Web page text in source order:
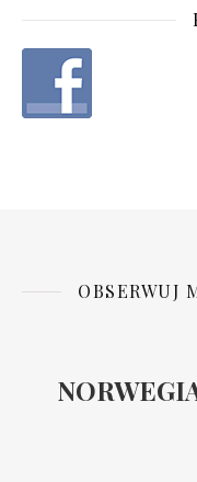
OBSERWUJ